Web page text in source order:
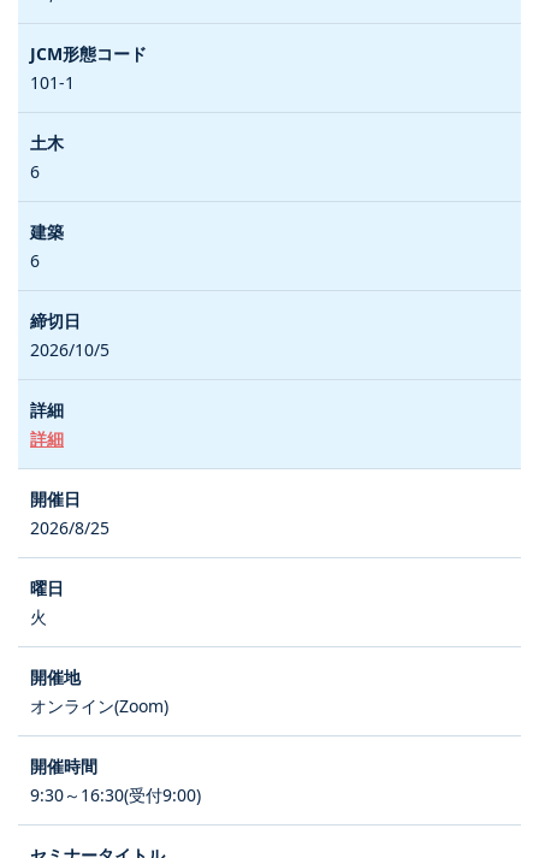
101-1
6
6
2026/10/5
詳細
2026/8/25
火
オンライン(Zoom)
9:30～16:30(受付9:00)